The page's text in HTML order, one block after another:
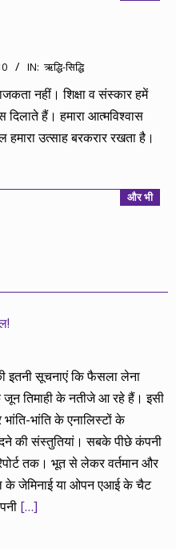
IN: ऋद्धि-सिद्धि
नहीं। शिक्षा व संस्कार हमें
दिलाते हैं। हमारा आत्मविश्वास
उत्साह बरकरार रखता है।
और भी
इतनी सूचनाएं कि फैसला लेना
तिमाही के नतीजे आ रहे हैं। इसी
भांति के एनालिस्टों के
की संस्तुतियां। सबके पीछे कंपनी
तक। भूत से लेकर वर्तमान और
के जेमिनाई या ओपन एआई के चैट
[…]